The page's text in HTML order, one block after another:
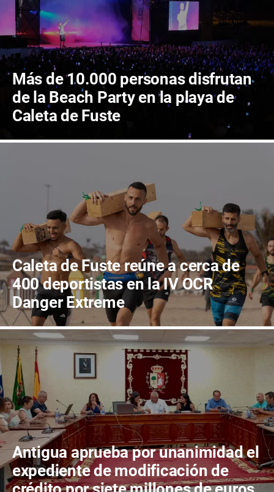
Más de 10.000 personas disfrutan
de la Beach Party en la playa de
Caleta de Fuste
Caleta de Fuste reúne a cerca de
400 deportistas en la IV OCR
Danger Extreme
Antigua aprueba por unanimidad el
expediente de modificación de